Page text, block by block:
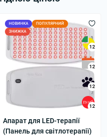
НОВИНКА
ПОПУЛЯРНИЙ
ЗНИЖКА
12
12
12
12
Апарат для LED-терапії
(Панель для світлотерапії)